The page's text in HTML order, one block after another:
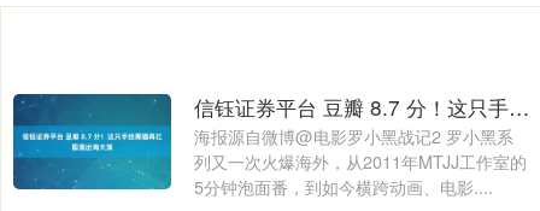
信钰证券平台 豆瓣 8.7 分！这只手绘黑猫再扛国漫出海大旗
海报源自微博@电影罗小黑战记2 罗小黑系
列又一次火爆海外，从2011年MTJJ工作室的
5分钟泡面番，到如今横跨动画、电影....